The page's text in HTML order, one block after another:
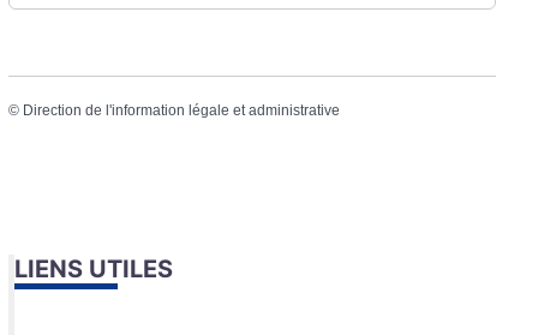
© Direction de l'information légale et administrative
LIENS UTILES